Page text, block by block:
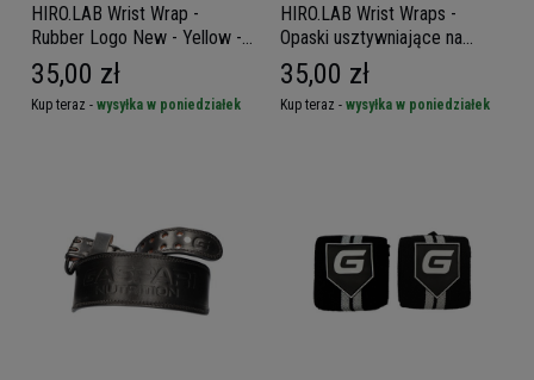
HIRO.LAB Wrist Wrap -
Rubber Logo New - Yellow -
Opaski usztywniające na
nadgarstki
35,00 zł
Kup teraz - wysyłka w poniedziałek
HIRO.LAB Wrist Wraps -
Opaski usztywniające na
nadgarstki
35,00 zł
Kup teraz - wysyłka w poniedziałek